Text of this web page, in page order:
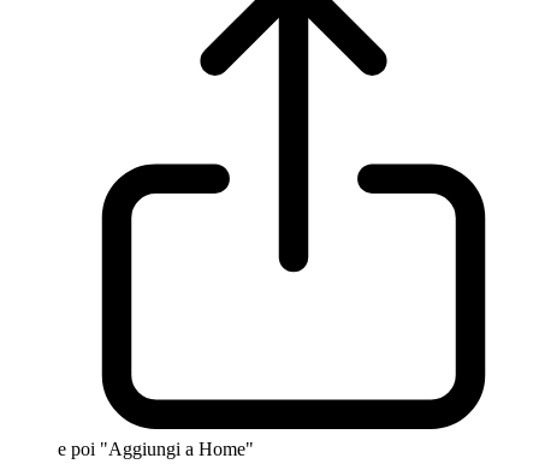
e poi "Aggiungi a Home"